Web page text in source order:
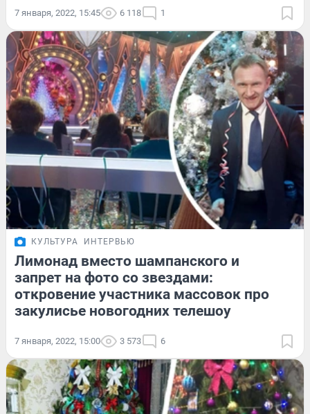
7 января, 2022, 15:45 6 118 1
КУЛЬТУРА ИНТЕРВЬЮ
Лимонад вместо шампанского и
запрет на фото со звездами:
откровение участника массовок про
закулисье новогодних телешоу
7 января, 2022, 15:00 3 573 6